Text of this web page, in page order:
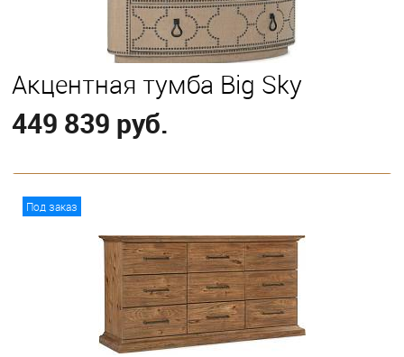
Акцентная тумба Big Sky
449 839 руб.
Под заказ